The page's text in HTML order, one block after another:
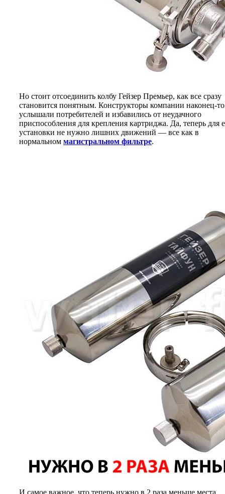
Но стоит отсоединить колбу Гейзер Премьер, как все сразу
становится понятным. Конструкторы компании наконец-то
услышали потребителей и избавились от неудачного
приспособления для крепления картриджа. Да, теперь для
установки не нужно лишних движений — все как в
нормальном магистральном фильтре.
И самое важное, что теперь нужно в 2 раза меньше места,